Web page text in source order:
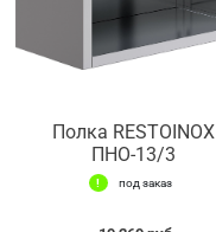
Полка RESTOINOX
ПНО-13/3
под заказ